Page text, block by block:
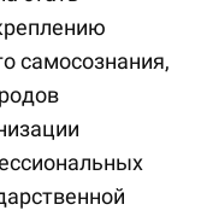
самосознания,